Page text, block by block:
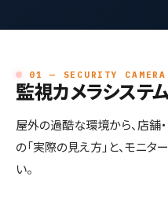
01 — SECURITY CAMERA
監視カメラシステ
屋外の過酷な環境から、店舗
の「実際の見え方」と、モニ
い。